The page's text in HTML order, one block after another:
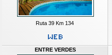
Ruta 39 Km 134
ENTRE VERDES